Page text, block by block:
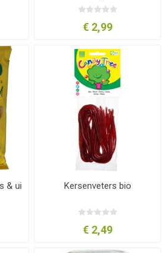
€ 2,99
& ui
Kersenveters bio
€ 2,49